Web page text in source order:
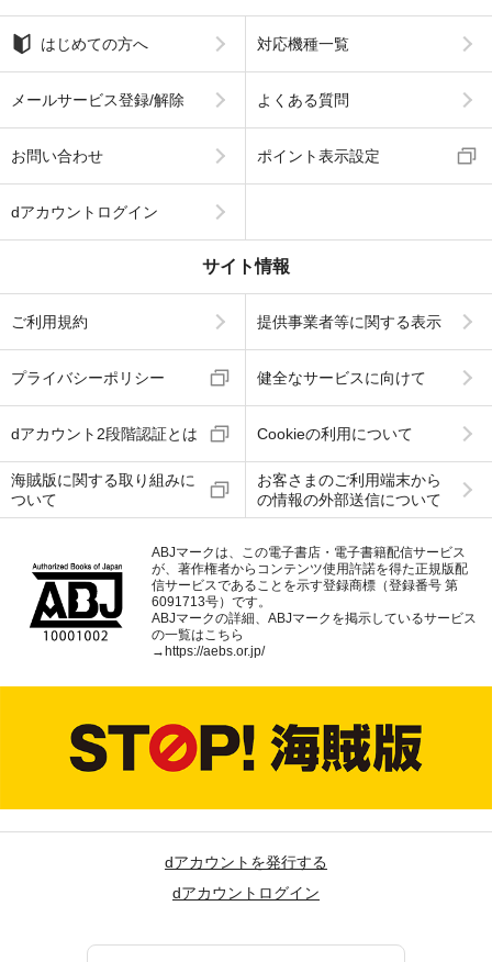
はじめての方へ 対応機種一覧
メールサービス登録/解除 よくある質問
お問い合わせ ポイント表示設定
dアカウントログイン
サイト情報
ご利用規約 提供事業者等に関する表示
プライバシーポリシー 健全なサービスに向けて
dアカウント2段階認証とは Cookieの利用について
海賊版に関する取り組みに
ついて
お客さまのご利用端末から
の情報の外部送信について
ABJマークは、この電子書店・電子書籍配信サービス
が、著作権者からコンテンツ使用許諾を得た正規版配
信サービスであることを示す登録商標（登録番号 第
6091713号）です。
ABJマークの詳細、ABJマークを掲示しているサービス
の一覧はこちら
→ https://aebs.or.jp/
dアカウントを発行する
dアカウントログイン